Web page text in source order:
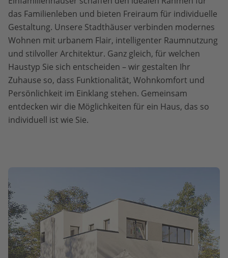
das Familienleben und bieten Freiraum für individuelle
Gestaltung. Unsere Stadthäuser verbinden modernes
Wohnen mit urbanem Flair, intelligenter Raumnutzung
und stilvoller Architektur. Ganz gleich, für welchen
Haustyp Sie sich entscheiden – wir gestalten Ihr
Zuhause so, dass Funktionalität, Wohnkomfort und
Persönlichkeit im Einklang stehen. Gemeinsam
entdecken wir die Möglichkeiten für ein Haus, das so
individuell ist wie Sie.